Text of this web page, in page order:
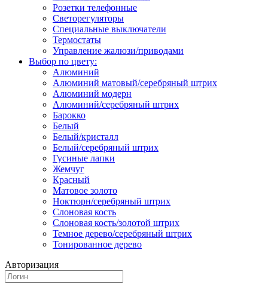
Розетки телефонные
Светорегуляторы
Специальные выключатели
Термостаты
Управление жалюзи/приводами
Выбор по цвету:
Алюминий
Алюминий матовый/серебряный штрих
Алюминий модерн
Алюминий/серебряный штрих
Барокко
Белый
Белый/кристалл
Белый/серебряный штрих
Гусиные лапки
Жемчуг
Красный
Матовое золото
Ноктюрн/серебряный штрих
Слоновая кость
Слоновая кость/золотой штрих
Темное дерево/серебряный штрих
Тонированное дерево
Авторизация